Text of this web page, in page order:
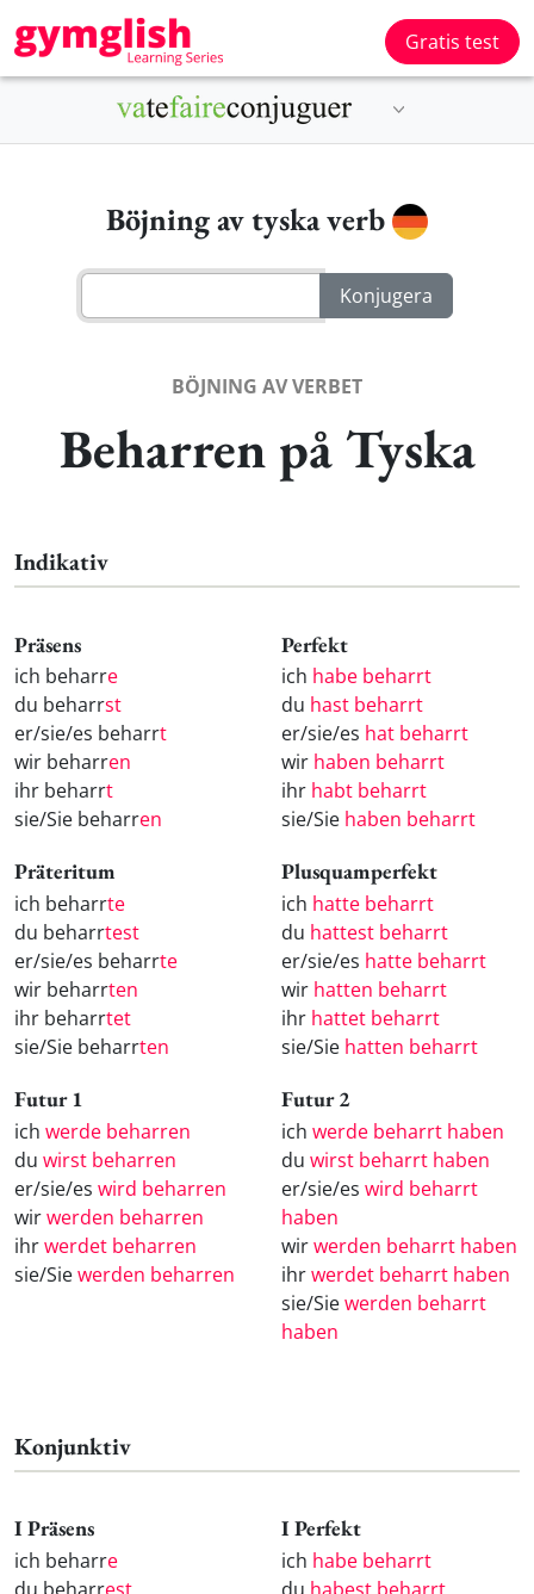
Gratis test
Böjning av tyska verb
BÖJNING AV VERBET
Beharren på Tyska
Indikativ
Präsens
ich beharre
du beharrst
er/sie/es beharrt
wir beharren
ihr beharrt
sie/Sie beharren
Perfekt
ich habe beharrt
du hast beharrt
er/sie/es hat beharrt
wir haben beharrt
ihr habt beharrt
sie/Sie haben beharrt
Präteritum
ich beharrte
du beharrtest
er/sie/es beharrte
wir beharrten
ihr beharrtet
sie/Sie beharrten
Plusquamperfekt
ich hatte beharrt
du hattest beharrt
er/sie/es hatte beharrt
wir hatten beharrt
ihr hattet beharrt
sie/Sie hatten beharrt
Futur 1
ich werde beharren
du wirst beharren
er/sie/es wird beharren
wirwerden beharren
ihrwerdet beharren
sie/Siewerden beharren
Futur 2
ich werde beharrt haben
du wirst beharrt haben
er/sie/es wird beharrt
haben
wirwerden beharrt haben
ihrwerdet beharrt haben
sie/Siewerden beharrt
haben
Konjunktiv
I Präsens
ich beharre
I Perfekt
ich habe beharrt